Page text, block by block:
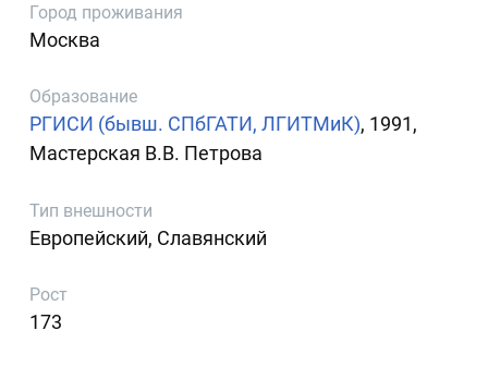
Город проживания
Москва
Образование
РГИСИ (бывш. СПбГАТИ, ЛГИТМиК), 1991,
Мастерская В.В. Петрова
Тип внешности
Европейский, Славянский
Рост
173